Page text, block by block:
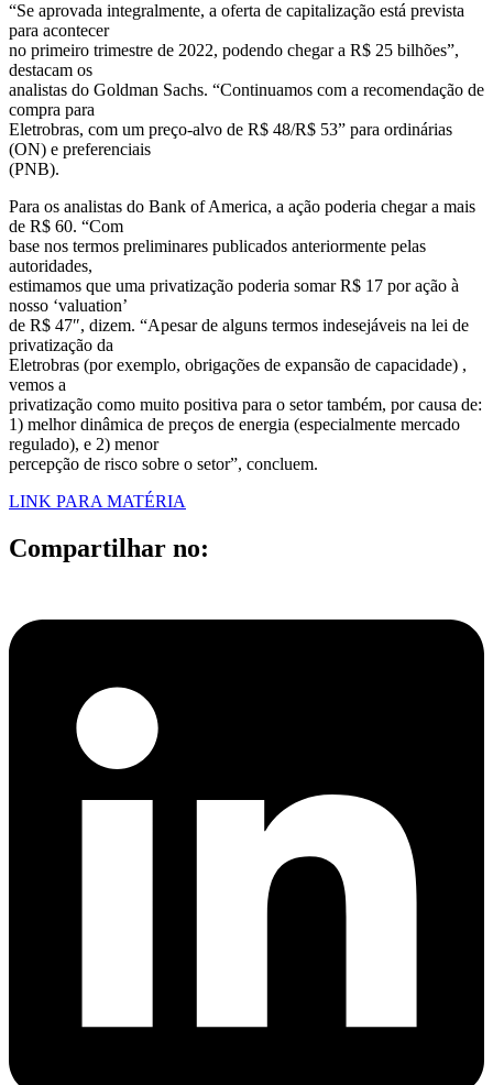
“Se aprovada integralmente, a oferta de capitalização está prevista
para acontecer
no primeiro trimestre de 2022, podendo chegar a R$ 25 bilhões”,
destacam os
analistas do Goldman Sachs. “Continuamos com a recomendação de
compra para
Eletrobras, com um preço-alvo de R$ 48/R$ 53” para ordinárias
(ON) e preferenciais
(PNB).
Para os analistas do Bank of America, a ação poderia chegar a mais
de R$ 60. “Com
base nos termos preliminares publicados anteriormente pelas
autoridades,
estimamos que uma privatização poderia somar R$ 17 por ação à
nosso ‘valuation’
de R$ 47″, dizem. “Apesar de alguns termos indesejáveis na lei de
privatização da
Eletrobras (por exemplo, obrigações de expansão de capacidade) ,
vemos a
privatização como muito positiva para o setor também, por causa de:
1) melhor dinâmica de preços de energia (especialmente mercado
regulado), e 2) menor
percepção de risco sobre o setor”, concluem.
LINK PARA MATÉRIA
Compartilhar no: